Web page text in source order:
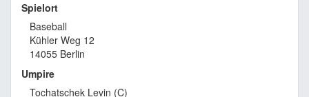
Spielort
Baseball
Kühler Weg 12
14055 Berlin
Umpire
Tochatschek Levin (C)